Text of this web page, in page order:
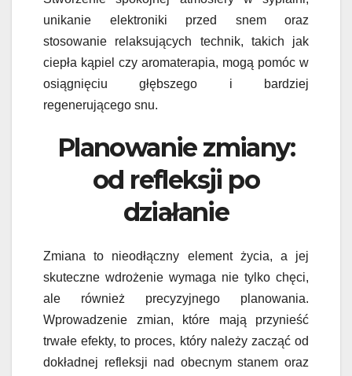
unikanie elektroniki przed snem oraz
stosowanie relaksujących technik, takich jak
ciepła kąpiel czy aromaterapia, mogą pomóc w
osiągnięciu głębszego i bardziej
regenerującego snu.
Planowanie zmiany:
od refleksji po
działanie
Zmiana to nieodłączny element życia, a jej
skuteczne wdrożenie wymaga nie tylko chęci,
ale również precyzyjnego planowania.
Wprowadzenie zmian, które mają przynieść
trwałe efekty, to proces, który należy zacząć od
dokładnej refleksji nad obecnym stanem oraz